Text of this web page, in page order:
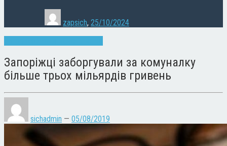
zapsich, 25/10/2024
Запоріжці заборгували за комуналку
більше трьох мільярдів гривень
sichadmin — 05/08/2019